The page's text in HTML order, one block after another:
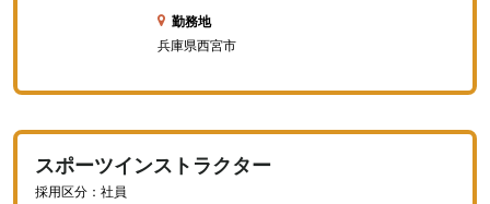
勤務地
兵庫県西宮市
スポーツインストラクター
採用区分：社員